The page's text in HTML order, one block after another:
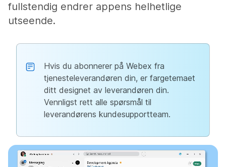
fullstendig endrer appens helhetlige
utseende.
Hvis du abonnerer på Webex fra
tjenesteleverandøren din, er fargetemaet
ditt designet av leverandøren din.
Vennligst rett alle spørsmål til
leverandørens kundesupportteam.